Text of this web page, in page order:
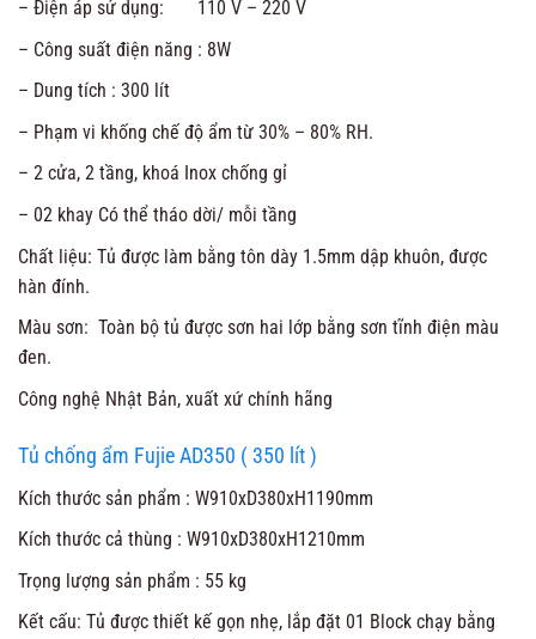
– Điện áp sử dụng: 110 V – 220 V
– Công suất điện năng : 8W
– Dung tích : 300 lít
– Phạm vi khống chế độ ẩm từ 30% – 80% RH.
– 2 cửa, 2 tầng, khoá Inox chống gỉ
– 02 khay Có thể tháo dời/ mỗi tầng
Chất liệu: Tủ được làm bằng tôn dày 1.5mm dập khuôn, được
hàn đính.
Màu sơn: Toàn bộ tủ được sơn hai lớp bằng sơn tĩnh điện màu
đen.
Công nghệ Nhật Bản, xuất xứ chính hãng
Tủ chống ẩm Fujie AD350 ( 350 lít )
Kích thước sản phẩm : W910xD380xH1190mm
Kích thước cả thùng : W910xD380xH1210mm
Trọng lượng sản phẩm : 55 kg
Kết cấu: Tủ được thiết kế gọn nhẹ, lắp đặt 01 Block chạy bằng